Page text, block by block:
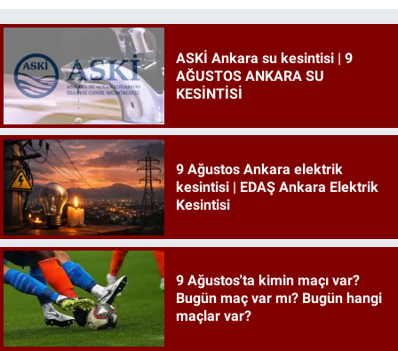
ASKİ Ankara su kesintisi | 9
AĞUSTOS ANKARA SU
KESİNTİSİ
9 Ağustos Ankara elektrik
kesintisi | EDAŞ Ankara Elektrik
Kesintisi
9 Ağustos'ta kimin maçı var?
Bugün maç var mı? Bugün hangi
maçlar var?